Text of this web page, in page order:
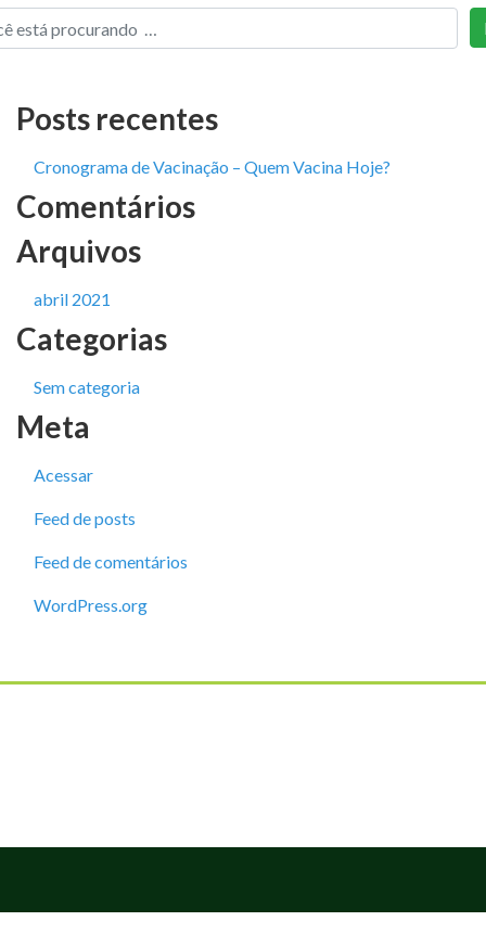
Posts recentes
Cronograma de Vacinação – Quem Vacina Hoje?
Comentários
Arquivos
abril 2021
Categorias
Sem categoria
Meta
Acessar
Feed de posts
Feed de comentários
WordPress.org